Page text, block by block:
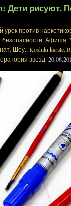
Дети
урок против
, Афиша,
Шоу., Koshiki karate.
звезд.